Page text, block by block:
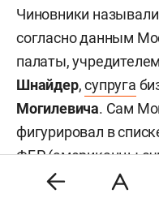
Чиновники
согласно данным
палаты,
Шнайдер,супруга
Могилевича. Сам
фигурировал в
ФБР (американцы
огромную